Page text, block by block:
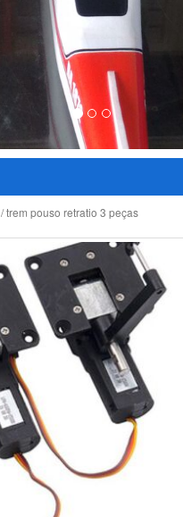
/ trem pouso retratio 3 peças